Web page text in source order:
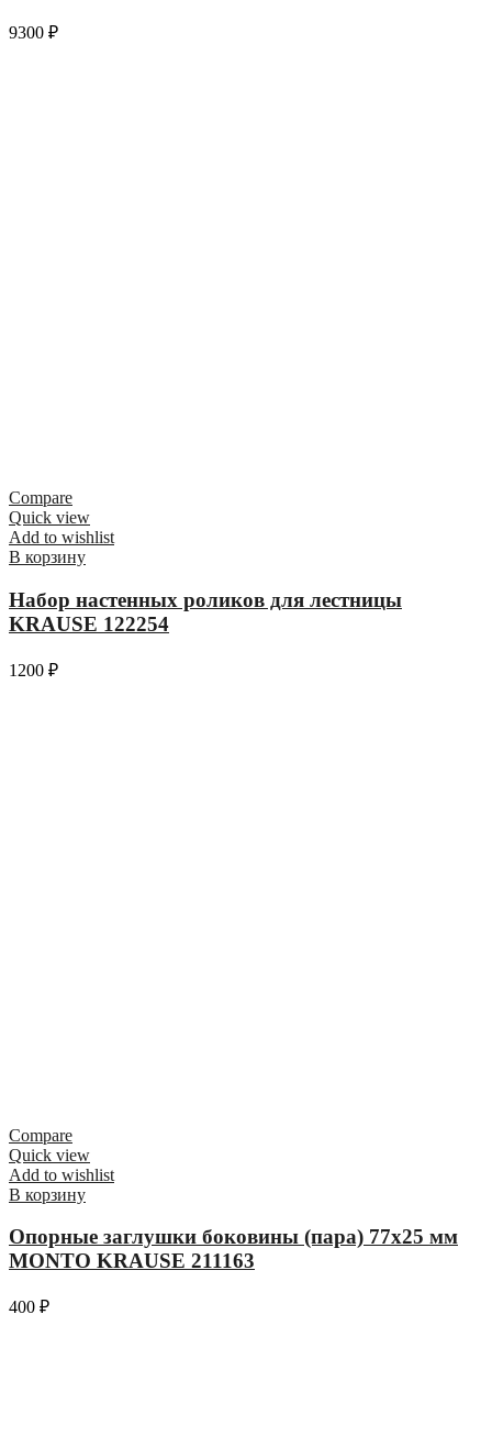
9300 ₽
Compare
Quick view
Add to wishlist
В корзину
Набор настенных роликов для лестницы
KRAUSE 122254
1200 ₽
Compare
Quick view
Add to wishlist
В корзину
Опорные заглушки боковины (пара) 77х25 мм
MONTO KRAUSE 211163
400 ₽